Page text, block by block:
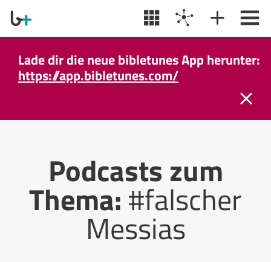
Lade dir die neue bibletunes App herunter:
https://app.bibletunes.com/
Podcasts zum
Thema:#falscher
Messias